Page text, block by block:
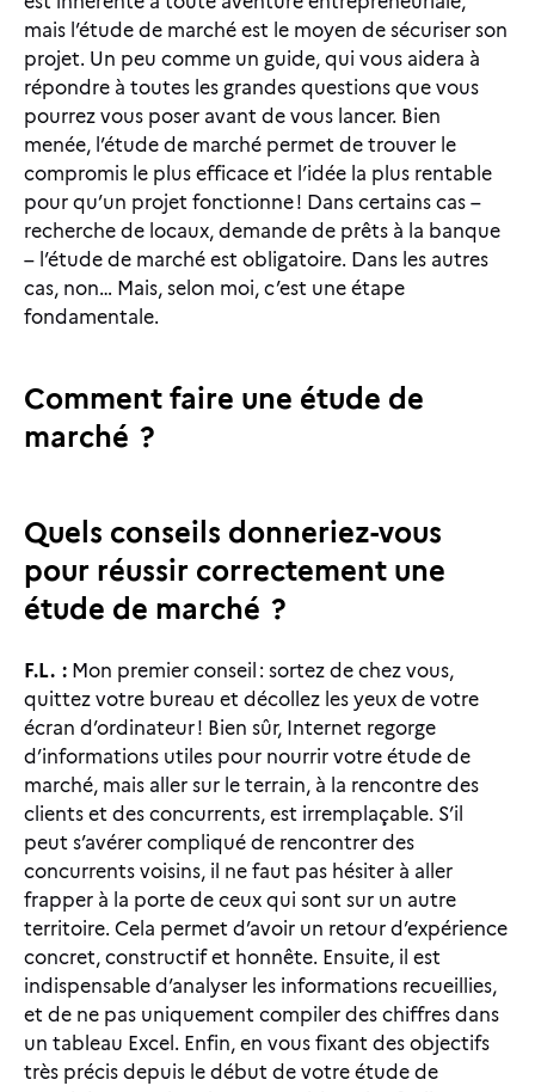
mais l’étude de marché est le moyen de sécuriser son
projet. Un peu comme un guide, qui vous aidera à
répondre à toutes les grandes questions que vous
pourrez vous poser avant de vous lancer. Bien
menée, l’étude de marché permet de trouver le
compromis le plus efficace et l’idée la plus rentable
pour qu’un projet fonctionne ! Dans certains cas –
recherche de locaux, demande de prêts à la banque
– l’étude de marché est obligatoire. Dans les autres
cas, non… Mais, selon moi, c’est une étape
fondamentale.
Comment faire une étude de
marché ?
Quels conseils donneriez-vous
pour réussir correctement une
étude de marché ?
F.L. : Mon premier conseil : sortez de chez vous,
quittez votre bureau et décollez les yeux de votre
écran d’ordinateur ! Bien sûr, Internet regorge
d’informations utiles pour nourrir votre étude de
marché, mais aller sur le terrain, à la rencontre des
clients et des concurrents, est irremplaçable. S’il
peut s’avérer compliqué de rencontrer des
concurrents voisins, il ne faut pas hésiter à aller
frapper à la porte de ceux qui sont sur un autre
territoire. Cela permet d’avoir un retour d’expérience
concret, constructif et honnête. Ensuite, il est
indispensable d’analyser les informations recueillies,
et de ne pas uniquement compiler des chiffres dans
un tableau Excel. Enfin, en vous fixant des objectifs
très précis depuis le début de votre étude de